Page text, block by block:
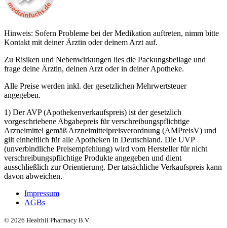
Hinweis: Sofern Probleme bei der Medikation auftreten, nimm bitte
Kontakt mit deiner Ärztin oder deinem Arzt auf.
Zu Risiken und Nebenwirkungen lies die Packungsbeilage und
frage deine Ärztin, deinen Arzt oder in deiner Apotheke.
Alle Preise werden inkl. der gesetzlichen Mehrwertsteuer
angegeben.
1) Der AVP (Apothekenverkaufspreis) ist der gesetzlich
vorgeschriebene Abgabepreis für verschreibungspflichtige
Arzneimittel gemäß Arzneimittelpreisverordnung (AMPreisV) und
gilt einheitlich für alle Apotheken in Deutschland. Die UVP
(unverbindliche Preisempfehlung) wird vom Hersteller für nicht
verschreibungspflichtige Produkte angegeben und dient
ausschließlich zur Orientierung. Der tatsächliche Verkaufspreis kann
davon abweichen.
Impressum
AGBs
© 2026 Healthii Pharmacy B.V.